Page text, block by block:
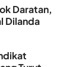
Daratan,
Dilanda